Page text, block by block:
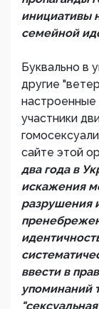
инициативы
семейной
Буквально в
другие
участники
сайте этой
два года в
искажения
разрушения
ввести в
упоминаний